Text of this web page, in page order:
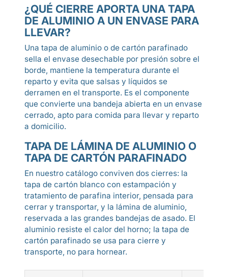
¿QUÉ CIERRE APORTA UNA TAPA
DE ALUMINIO A UN ENVASE PARA
LLEVAR?
Una tapa de aluminio o de cartón parafinado
sella el envase desechable por presión sobre el
borde, mantiene la temperatura durante el
reparto y evita que salsas y líquidos se
derramen en el transporte. Es el componente
que convierte una bandeja abierta en un envase
cerrado, apto para comida para llevar y reparto
a domicilio.
TAPA DE LÁMINA DE ALUMINIO O
TAPA DE CARTÓN PARAFINADO
En nuestro catálogo conviven dos cierres: la
tapa de cartón blanco con estampación y
tratamiento de parafina interior, pensada para
cerrar y transportar, y la lámina de aluminio,
reservada a las grandes bandejas de asado. El
aluminio resiste el calor del horno; la tapa de
cartón parafinado se usa para cierre y
transporte, no para hornear.